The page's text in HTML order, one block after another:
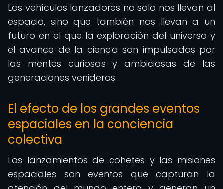
Los vehículos lanzadores no solo nos llevan al
espacio, sino que también nos llevan a un
futuro en el que la exploración del universo y
el avance de la ciencia son impulsados por
las mentes curiosas y ambiciosas de las
generaciones venideras.
El efecto de los grandes eventos
espaciales en la conciencia
colectiva
Los lanzamientos de cohetes y las misiones
espaciales son eventos que capturan la